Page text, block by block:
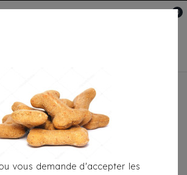
0
Le Repas Gamelles
Bambou
vous demande d'accepter les